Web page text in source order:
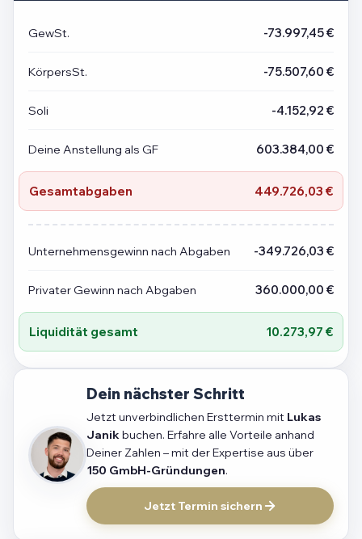
GewSt. -73.997,45 €
KörpersSt. -75.507,60 €
Soli -4.152,92 €
Deine Anstellung als GF 603.384,00 €
Gesamtabgaben 449.726,03 €
Unternehmensgewinn nach Abgaben -349.726,03 €
Privater Gewinn nach Abgaben 360.000,00 €
Liquidität gesamt 10.273,97 €
Dein nächster Schritt
Jetzt unverbindlichen Ersttermin mit Lukas
Janikbuchen. Erfahre alle Vorteile anhand
Deiner Zahlen – mit der Expertise aus über
150 GmbH-Gründungen.
Jetzt Termin sichern